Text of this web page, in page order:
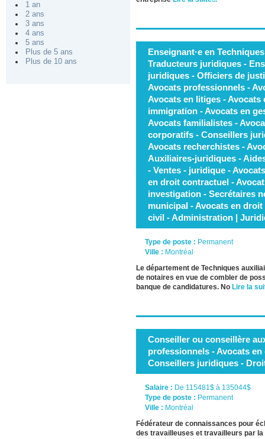
1 an
2 ans
3 ans
4 ans
5 ans
Plus de 5 ans
Plus de 10 ans
Enseignant·e en
Traducteurs juridiques -
juridiques - Officiers de
Avocats professionnels -
Avocats en litiges - Avocats
immigration - Avocats en
Avocats familialistes -
corporatifs - Conseillers
Avocats recherchistes -
Auxiliaires-juridiques -
- Ventes - juridique -
en droit contractuel -
investigation - Secrétaires
municipal - Avocats en
civil - Administration |
Type de poste : Permanent
Ville : Montréal
Le département de Techniques
de notaires en vue de combler de
banque de candidatures. No Lire la
Conseiller ou conseillère
professionnels - Avocats
Conseillers juridiques -
Salaire : De 115481$ à 135044$
Type de poste : Permanent
Ville : Montréal
Fédérateur de connaissances pour
des travailleuses et travailleurs par